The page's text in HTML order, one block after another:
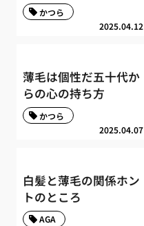
2025.04.12
かつら
薄毛は個性だ五十代か
らの心の持ち方
2025.04.07
かつら
白髪と薄毛の関係ホン
トのところ
AGA